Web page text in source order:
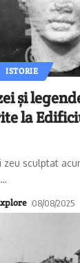
ISTORIE
și
la
zeu sculptat
…
08/08/2025